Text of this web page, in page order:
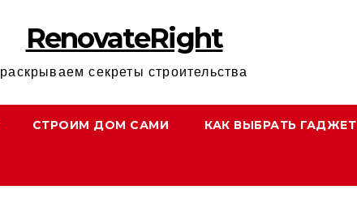
RenovateRight
раскрываем секреты строительства
СТРОИМ ДОМ САМИ КАК ВЫБРАТЬ ГАДЖЕТ